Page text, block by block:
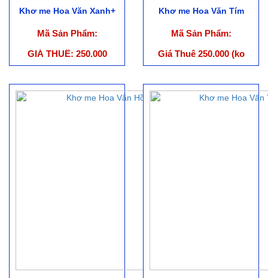
Khơ me Hoa Văn Xanh+
Mã Sản Phẩm:
GIÁ THUÊ: 250.000
Khơ me Hoa Văn Tím
Mã Sản Phẩm:
Giá Thuê 250.000 (ko
bao gồm phụ kiện)